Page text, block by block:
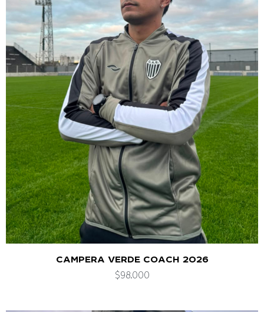
CAMPERA VERDE COACH 2026
$98.000